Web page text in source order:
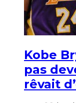
Kobe
pas
rêvait